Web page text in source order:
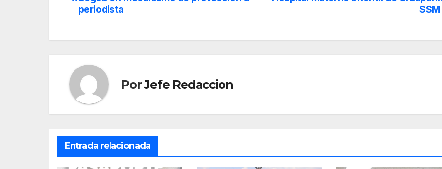
de
SSM
periodista
PorJefe Redaccion
Entrada relacionada